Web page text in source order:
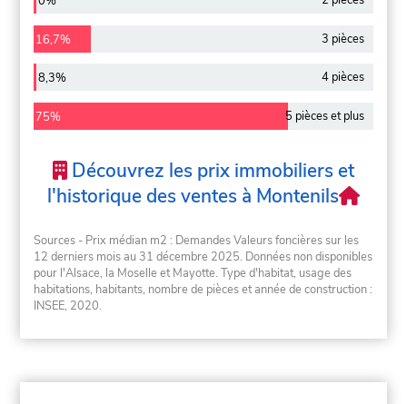
16,7% 3 pièces
8,3% 4 pièces
75% 5 pièces et plus
Découvrez les prix immobiliers et
l'historique des ventes à Montenils
Sources - Prix médian m2 : Demandes Valeurs foncières sur les
12 derniers mois au 31 décembre 2025. Données non disponibles
pour l'Alsace, la Moselle et Mayotte. Type d'habitat, usage des
habitations, habitants, nombre de pièces et année de construction :
INSEE, 2020.